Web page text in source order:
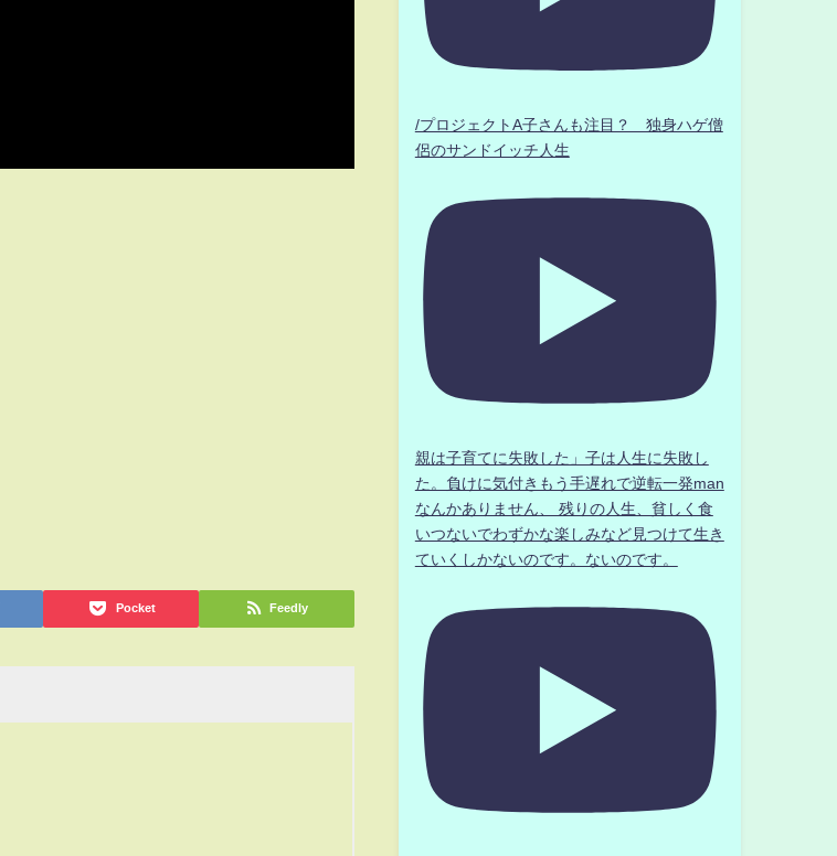
Pocket Feedly
/プロジェクトA子さんも注目？ 独身ハゲ僧
侶のサンドイッチ人生
親は子育てに失敗した」子は人生に失敗し
た。負けに気付きもう手遅れで逆転一発man
なんかありません、 残りの人生、貧しく食
いつないでわずかな楽しみなど見つけて生き
ていくしかないのです。ないのです。